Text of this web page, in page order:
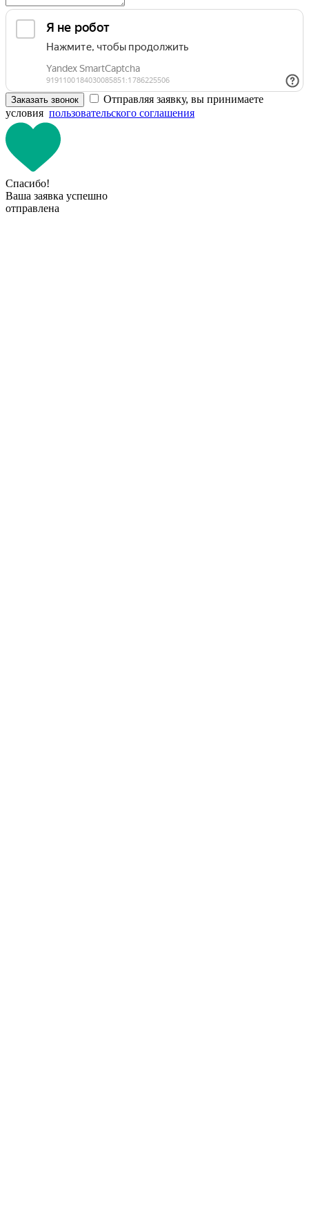
Заказать звонок
Отправляя заявку, вы принимаете
условия пользовательского соглашения
Спасибо!
Ваша заявка успешно
отправлена